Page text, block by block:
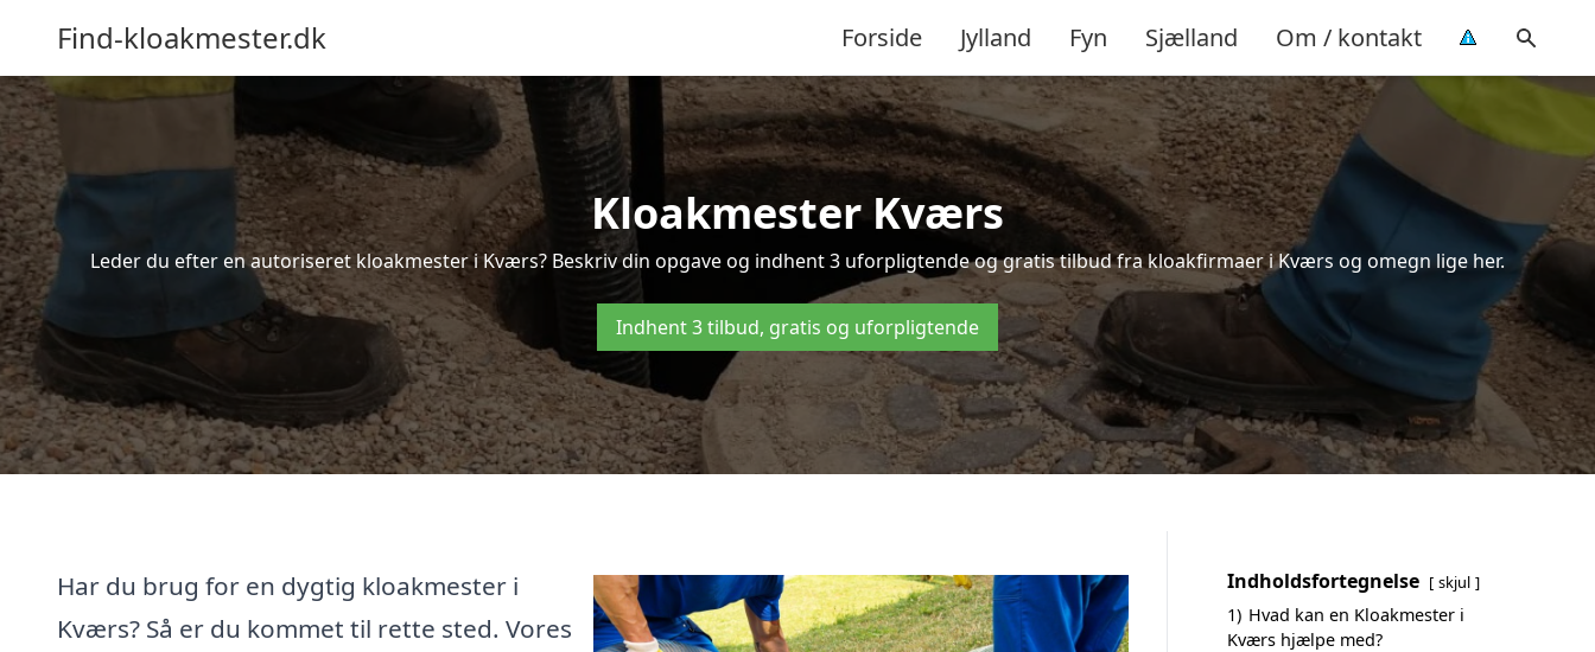
Find-kloakmester.dk Forside Jylland Fyn Sjælland Om / kontakt
Kloakmester Kværs
Leder du efter en autoriseret kloakmester i Kværs? Beskriv din opgave og indhent 3 uforpligtende og gratis tilbud fra kloakfirmaer i Kværs og omegn lige her.
Indhent 3 tilbud, gratis og uforpligtende
Har du brug for en dygtig kloakmester i
Kværs? Så er du kommet til rette sted. Vores
Indholdsfortegnelse skjul
1) Hvad kan en Kloakmester i
Kværs hjælpe med?